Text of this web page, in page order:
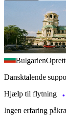
Bulgarien
Dansktalende
Hjælp til flytning
Ingen erfaring